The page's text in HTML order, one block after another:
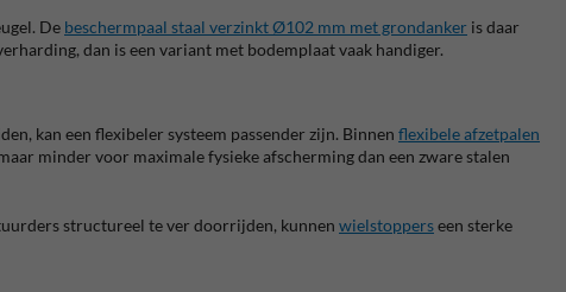
De beschermpaal staal verzinkt Ø102 mm met grondanker is daar
dan is een variant met bodemplaat vaak handiger.
kan een flexibeler systeem passender zijn. Binnen flexibele afzetpalen
minder voor maximale fysieke afscherming dan een zware stalen
structureel te ver doorrijden, kunnen wielstopperseen sterke